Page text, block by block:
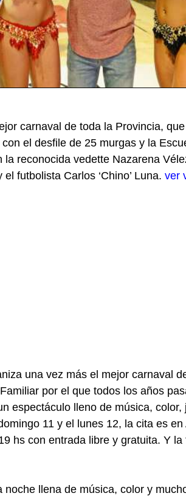
carnaval de toda la Provincia,
el desfile de 25 murgas y la
la reconocida vedette Nazarena
futbolista Carlos ‘Chino’ Luna. ver
una vez más el mejor carnaval
por el que todos los años
espectáculo lleno de música, color,
11 y el lunes 12, la cita es en
hs con entrada libre y gratuita. Y
llena de música, color y